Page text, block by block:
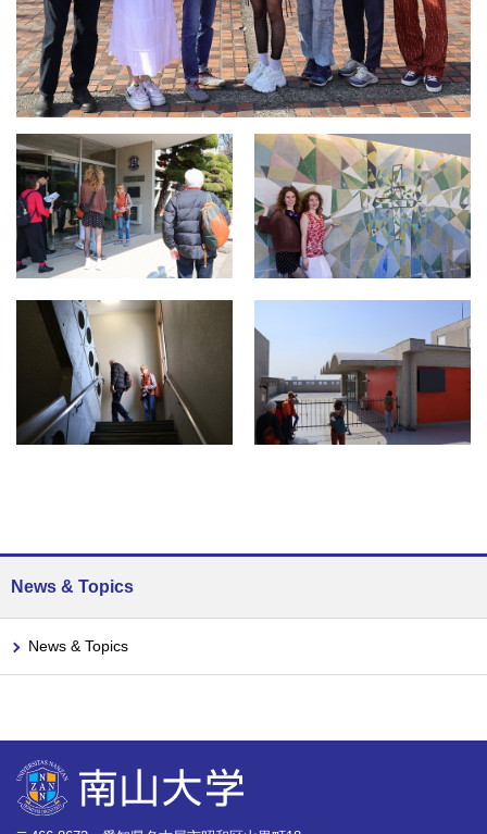
News & Topics
News & Topics